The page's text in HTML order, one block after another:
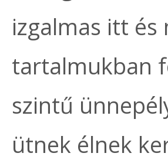
izgalmas itt
tartalmukban
szintű
ütnek élnek